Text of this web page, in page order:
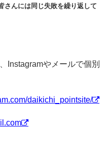
んには同じ失敗を繰り返して
Instagramやメールで個別
daikichi_pointsite/